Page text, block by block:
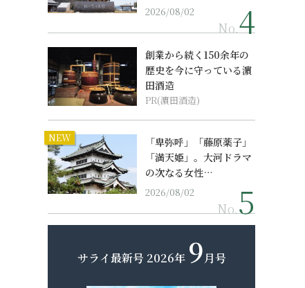
2026/08/02
No.
創業から続く150余年の
歴史を今に守っている濵
田酒造
PR(濵田酒造)
NEW
「卑弥呼」「藤原薬子」
「満天姫」。大河ドラマ
の次なる女性…
2026/08/02
No.
サライ最新号 2026年 9月号